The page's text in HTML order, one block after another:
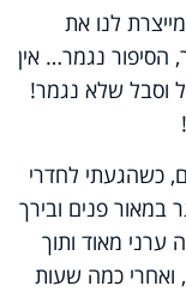
לנו את
הסיפור נגמר… אין
וסבל שלא נגמר!
!
כשהגעתי לחדרי
במאור פנים ובירך
ערני מאוד ותוך
ואחרי כמה שעות